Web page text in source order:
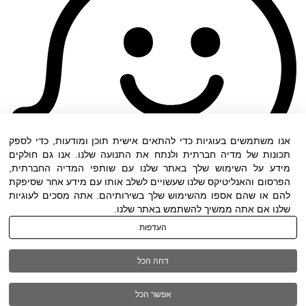
תנאי שימוש|הצהרת נגישות| כל הזכויות שמורות
ל DWO ©
אנו משתמשים בעוגיות כדי להתאים אישית תוכן ומודעות, כדי לספק
תכונות של מדיה חברתית ולנתח את התנועה שלנו. אנו גם חולקים
מידע על השימוש שלך באתר שלנו עם שותפי המדיה החברתית,
הפרסום והאנליטיקס שלנו שעשויים לשלב אותו עם מידע אחר שסיפקת
להם או שהם אספו מהשימוש שלך בשירותיהם. אתה מסכים לעוגיות
שלנו אם אתה ממשיך להשתמש באתר שלנו.
העדפות
דחה הכל
אפשר הכל